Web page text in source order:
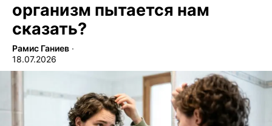
организм пытается нам
сказать?
Рамис Ганиев ∙
18.07.2026